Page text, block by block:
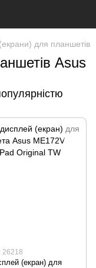
для планшетів
Asus
26218
(екран) для